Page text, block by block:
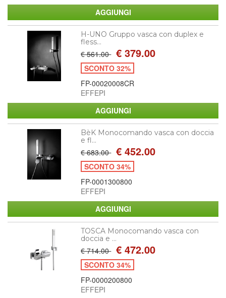
H-UNO Gruppo vasca con duplex e
fless...
€ 561.00 € 379.00
SCONTO 32%
FP-00020008CR
EFFEPI
BèK Monocomando vasca con doccia
e fl...
€ 683.00 € 452.00
SCONTO 34%
FP-0001300800
EFFEPI
TOSCA Monocomando vasca con
doccia e ...
€ 714.00 € 472.00
SCONTO 34%
FP-0000200800
EFFEPI